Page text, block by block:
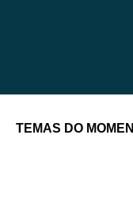
TEMAS DO